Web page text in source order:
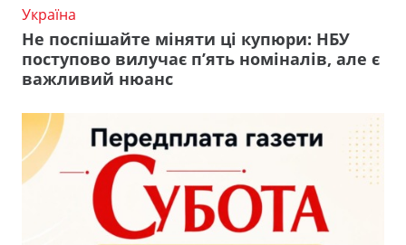
Україна
Не поспішайте міняти ці купюри: НБУ
поступово вилучає п’ять номіналів, але є
важливий нюанс